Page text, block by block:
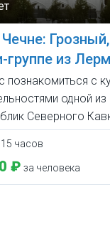
из
с
одной
Северного
15 часов
₽ за человека